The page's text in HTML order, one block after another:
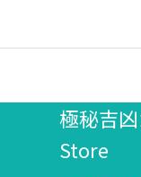
極秘吉
Store